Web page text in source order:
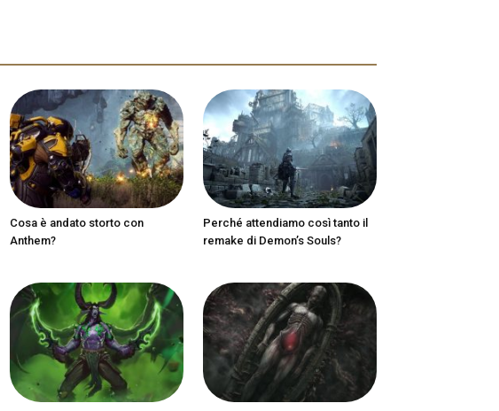
Cosa è andato storto con
Anthem?
Perché attendiamo così tanto il
remake di Demon’s Souls?